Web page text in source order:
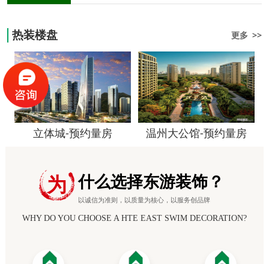
热装楼盘 更多 >>
立体城-预约量房 温州大公馆-预约量房
为 什么选择东游装饰？
以诚信为准则，以质量为核心，以服务创品牌
WHY DO YOU CHOOSE A HTE EAST SWIM DECORATION?